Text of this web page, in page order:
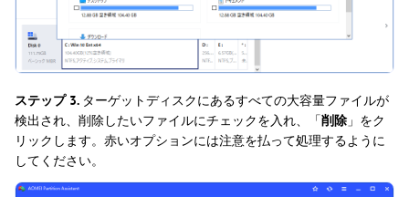
ステップ 3. ターゲットディスクにあるすべての大容量ファイルが
検出され、削除したいファイルにチェックを入れ、「削除 」をク
リックします。赤いオプションには注意を払って処理するように
してください。